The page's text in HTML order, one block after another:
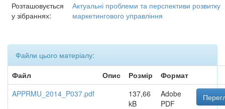
Розташовується
у зібраннях:
Актуальні проблеми та перспективи розвитку
маркетингового управління
Файли цього матеріалу:
Файл
Опис Розмір
Формат
APPRMU_2014_P037.pdf
137,66
kB
Adobe
PDF